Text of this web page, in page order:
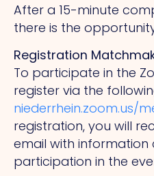
After a 15-minute
there is the
Registration
To participate in the
register via the
niederrhein.zoom.us/
registration, you will
email with information
participation in the